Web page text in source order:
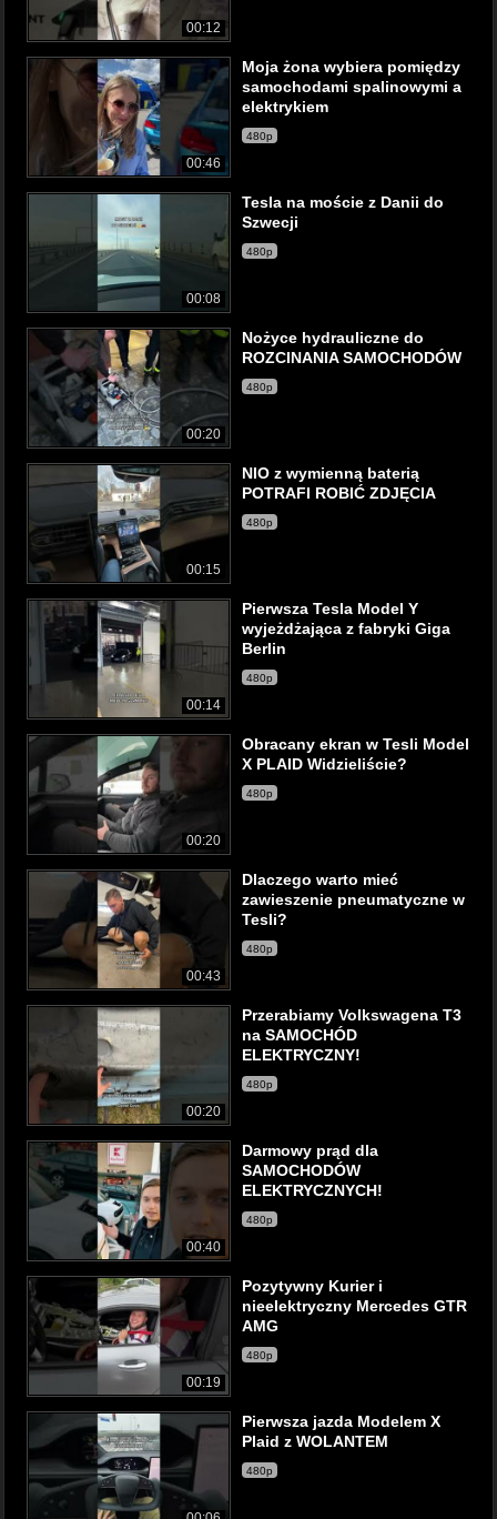
00:12
00:46
Moja żona wybiera pomiędzy
samochodami spalinowymi a
elektrykiem
480p
00:08
Tesla na moście z Danii do
Szwecji
480p
00:20
Nożyce hydrauliczne do
ROZCINANIA SAMOCHODÓW
480p
00:15
NIO z wymienną baterią
POTRAFI ROBIĆ ZDJĘCIA
480p
00:14
Pierwsza Tesla Model Y
wyjeżdżająca z fabryki Giga
Berlin
480p
00:20
Obracany ekran w Tesli Model
X PLAID Widzieliście?
480p
00:43
Dlaczego warto mieć
zawieszenie pneumatyczne w
Tesli?
480p
00:20
Przerabiamy Volkswagena T3
na SAMOCHÓD
ELEKTRYCZNY!
480p
00:40
Darmowy prąd dla
SAMOCHODÓW
ELEKTRYCZNYCH!
480p
00:19
Pozytywny Kurier i
nieelektryczny Mercedes GTR
AMG
480p
Pierwsza jazda Modelem X
Plaid z WOLANTEM
480p